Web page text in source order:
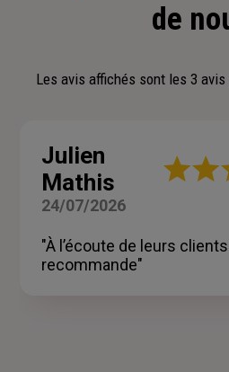
de
Les avis affichés sont les 3
Julien
Mathis
Note
étoiles
24/07/2026
"À l’écoute de leurs
recommande"